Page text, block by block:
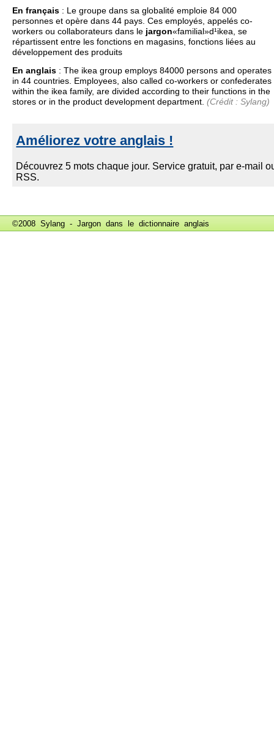
En français : Le groupe dans sa globalité emploie 84 000
personnes et opère dans 44 pays. Ces employés, appelés co-
workers ou collaborateurs dans le jargon«familial»d¹ikea, se
répartissent entre les fonctions en magasins, fonctions liées au
développement des produits
En anglais : The ikea group employs 84000 persons and operates
in 44 countries. Employees, also called co-workers or confederates
within the ikea family, are divided according to their functions in the
stores or in the product development department. (Crédit : Sylang)
©2008 Sylang - Jargon dans le dictionnaire anglais